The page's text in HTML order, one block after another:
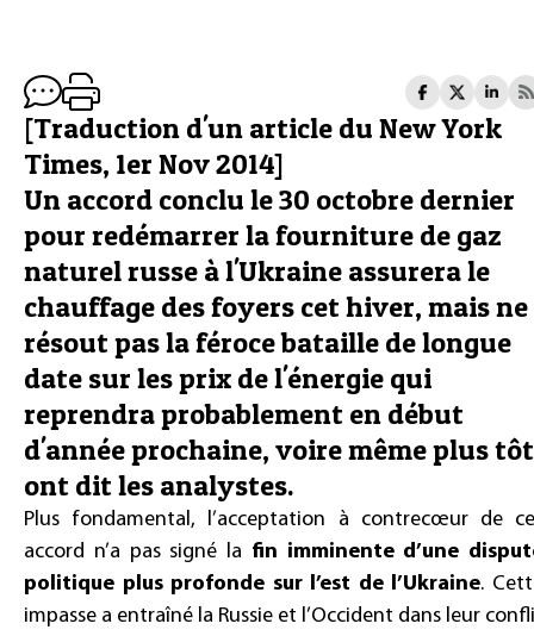
[Traduction d'un article du New York
Times, 1er Nov 2014]
Un accord conclu le 30 octobre dernier
pour redémarrer la fourniture de gaz
naturel russe à l'Ukraine assurera le
chauffage des foyers cet hiver, mais ne
résout pas la féroce bataille de longue
date sur les prix de l'énergie qui
reprendra probablement en début
d'année prochaine, voire même plus
ont dit les analystes.
Plus fondamental, l’acceptation à contrecœur de
accord n’a pas signé la fin imminente d’une
politique plus profonde sur l’est de l’Ukraine.
impasse a entraîné la Russie et l’Occident dans leur